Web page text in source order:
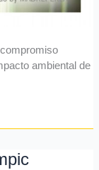
ambiental de